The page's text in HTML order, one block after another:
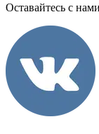
Оставайтесь с